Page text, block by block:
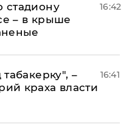
стадиону
– в крыше
16:42
–
краха власти
16:41